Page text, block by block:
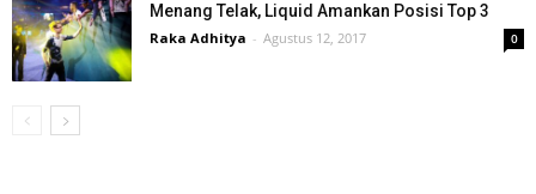
Menang Telak, Liquid Amankan Posisi Top 3
Raka Adhitya - Agustus 12, 2017 0